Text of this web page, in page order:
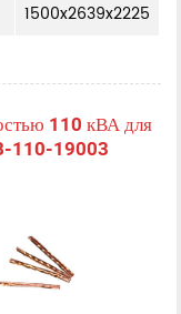
1500x2639x2225
110 кВА для
110-19003